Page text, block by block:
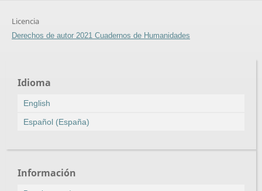
Licencia
Derechos de autor 2021 Cuadernos de Humanidades
Idioma
English
Español (España)
Información